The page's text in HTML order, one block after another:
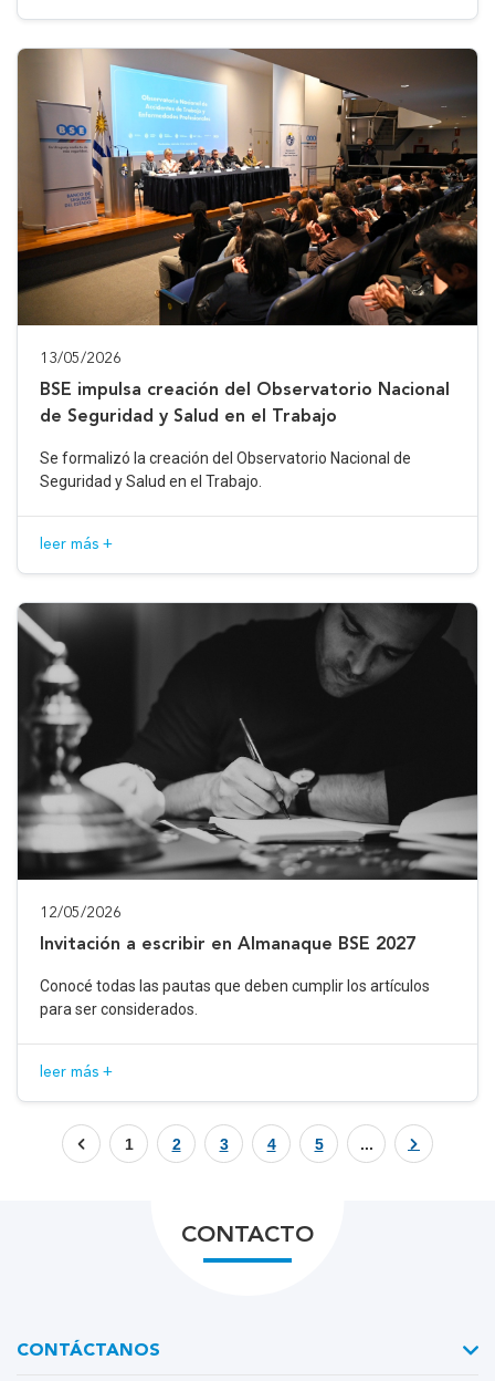
13/05/2026
BSE impulsa creación del Observatorio Nacional
de Seguridad y Salud en el Trabajo
Se formalizó la creación del Observatorio Nacional de
Seguridad y Salud en el Trabajo.
leer más +
12/05/2026
Invitación a escribir en Almanaque BSE 2027
Conocé todas las pautas que deben cumplir los artículos
para ser considerados.
leer más +
1 2 3 4 5 ...
CONTACTO
CONTÁCTANOS